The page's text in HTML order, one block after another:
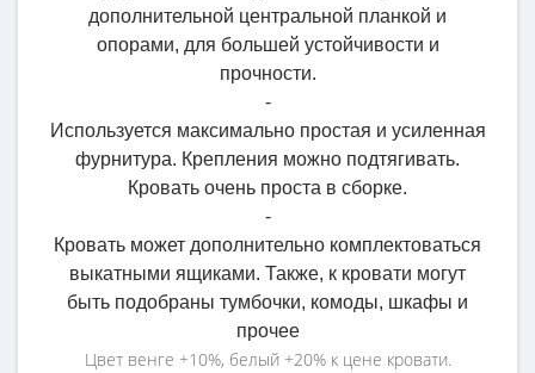
дополнительной центральной планкой и
опорами, для большей устойчивости и
прочности.
-
Используется максимально простая и усиленная
фурнитура. Крепления можно подтягивать.
Кровать очень проста в сборке.
-
Кровать может дополнительно комплектоваться
выкатными ящиками. Также, к кровати могут
быть подобраны тумбочки, комоды, шкафы и
прочее
Цвет венге +10%, белый +20% к цене кровати.